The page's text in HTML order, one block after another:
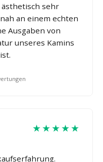
sehr
an einem echten
Ausgaben von
unseres Kamins
★★★★★